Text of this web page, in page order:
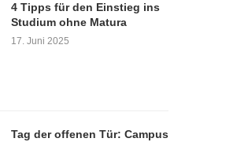
4 Tipps für den Einstieg ins
Studium ohne Matura
17. Juni 2025
Tag der offenen Tür: Campus